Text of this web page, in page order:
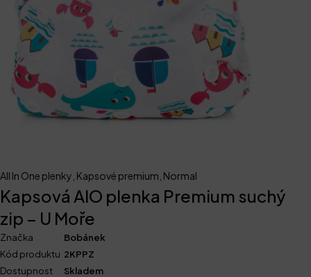
All In One plenky Kapsové premium Normal
Kapsová AIO plenka Premium suchý
zip – U Moře
Značka
Bobánek
Kód produktu 2KPPZ
Dostupnost
Skladem